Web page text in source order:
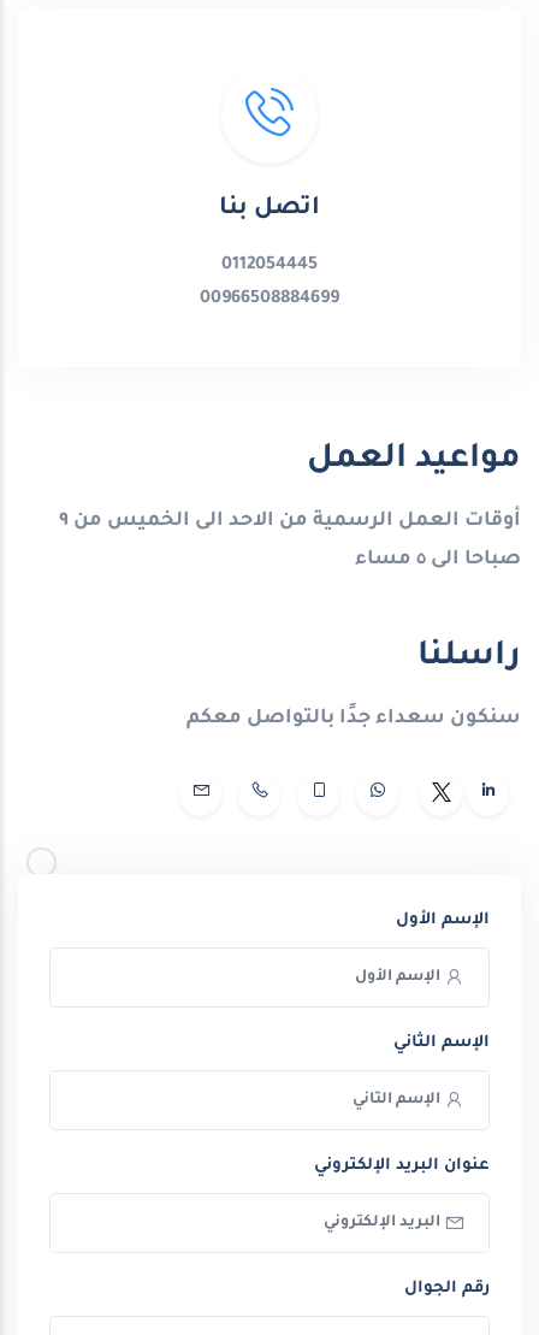
اتصل بنا
0112054445
00966508884699
مواعيد العمل
أوقات العمل الرسمية من الاحد الى الخميس
من ٩
صباحا الى ٥ مساء
راسلنا
سنكون سعداء جدًا بالتواصل معكم
الإسم الأول
الإسم الثاني
عنوان البريد الإلكتروني
رقم الجوال